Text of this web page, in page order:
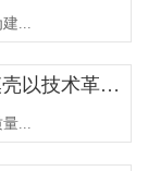
...
破解施工痛点 青岛迎汇恩建筑塑料模壳以技术革新赋能工程提质增效
...